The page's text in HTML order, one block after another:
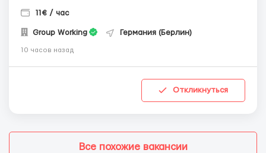
11€ / час
Group Working Германия (Берлин)
10 часов назад
Откликнуться
Все похожие вакансии